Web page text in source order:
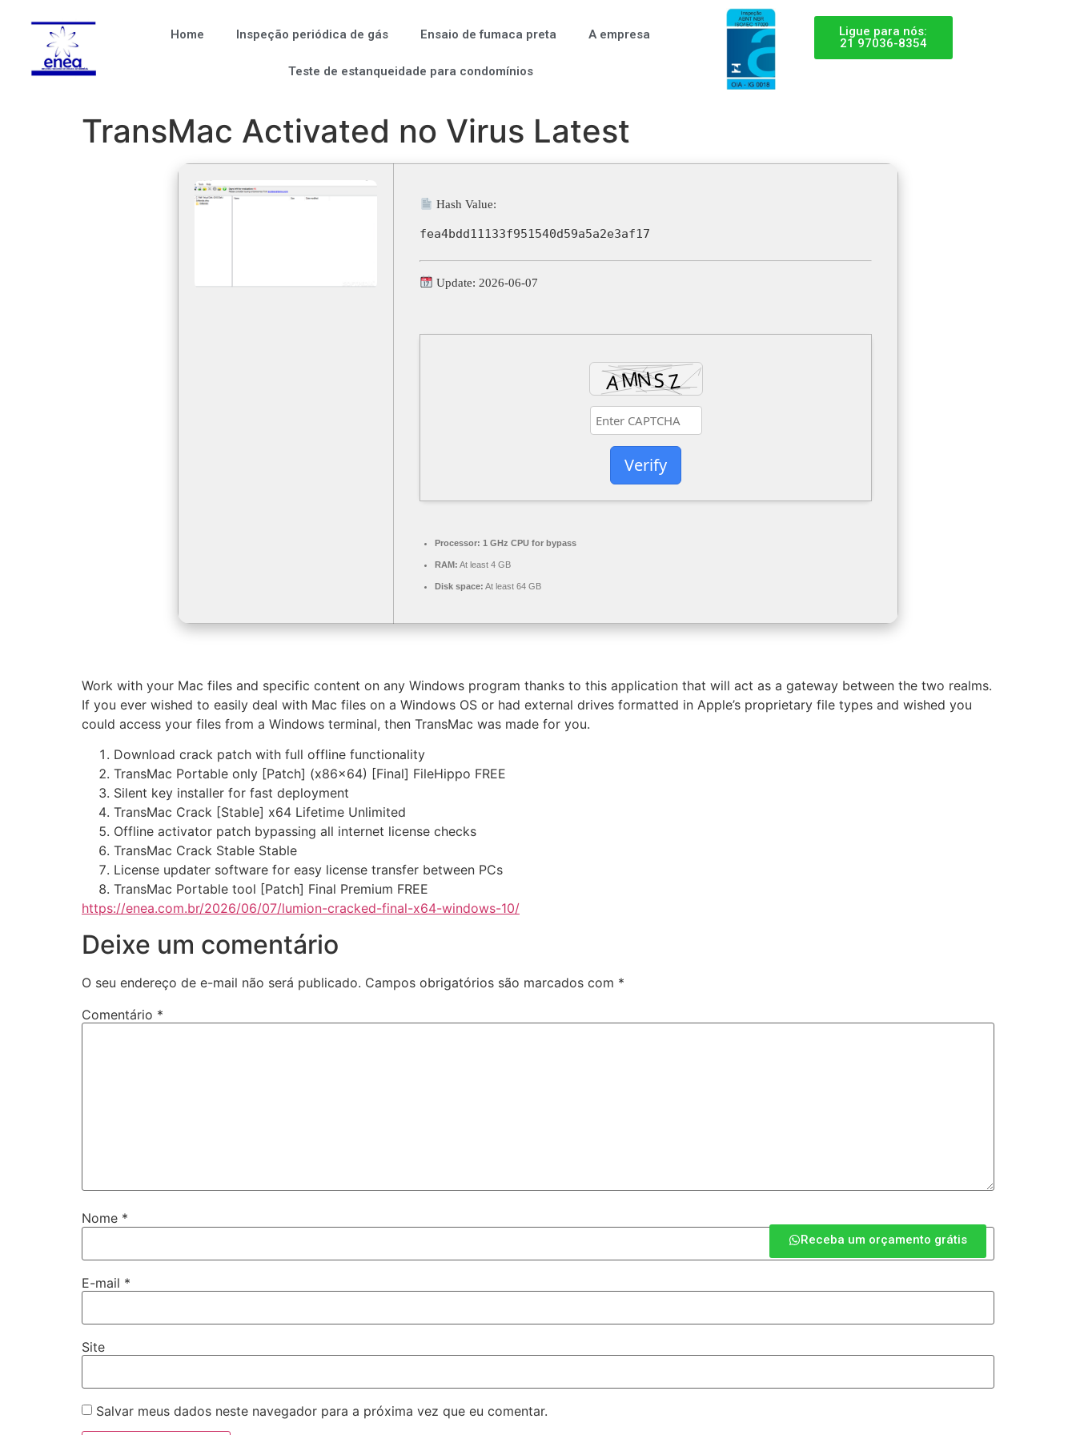
Home Inspeção periódica de gás Ensaio de fumaca preta A empresa
Teste de estanqueidade para condomínios
Ligue para nós:
21 97036-8354
TransMac Activated no Virus Latest
Hash Value:
fea4bdd11133f951540d59a5a2e3af17
Update: 2026-06-07
Verify
Processor: 1 GHz CPU for bypass
RAM: At least 4 GB
Disk space: At least 64 GB
Work with your Mac files and specific content on any Windows program thanks to this application that will act as a gateway between the two realms.
If you ever wished to easily deal with Mac files on a Windows OS or had external drives formatted in Apple’s proprietary file types and wished you
could access your files from a Windows terminal, then TransMac was made for you.
Download crack patch with full offline functionality
TransMac Portable only [Patch] (x86x64) [Final] FileHippo FREE
Silent key installer for fast deployment
TransMac Crack [Stable] x64 Lifetime Unlimited
Offline activator patch bypassing all internet license checks
TransMac Crack Stable Stable
License updater software for easy license transfer between PCs
TransMac Portable tool [Patch] Final Premium FREE
https://enea.com.br/2026/06/07/lumion-cracked-final-x64-windows-10/
Deixe um comentário
O seu endereço de e-mail não será publicado. Campos obrigatórios são marcados com *
Comentário *
Nome *
E-mail *
Site
Salvar meus dados neste navegador para a próxima vez que eu comentar.
Receba um orçamento grátis